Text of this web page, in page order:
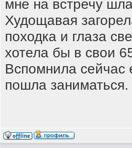
мне на встречу
Худощавая
походка и глаза
хотела бы в свои
Вспомнила сейчас
пошла заниматься.